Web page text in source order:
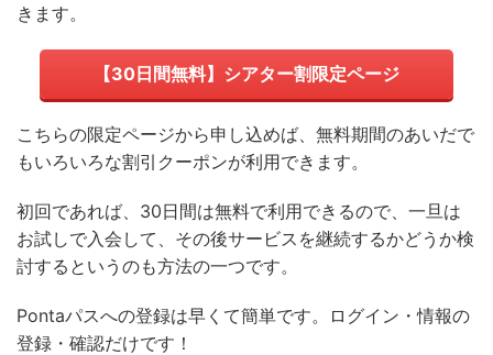
きます。
【30日間無料】シアター割限定ページ
こちらの限定ページから申し込めば、無料期間のあいだで
もいろいろな割引クーポンが利用できます。
初回であれば、30日間は無料で利用できるので、一旦は
お試しで入会して、その後サービスを継続するかどうか検
討するというのも方法の一つです。
Pontaパスへの登録は早くて簡単です。ログイン・情報の
登録・確認だけです！